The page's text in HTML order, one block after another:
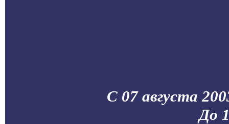
С 07 августа
До